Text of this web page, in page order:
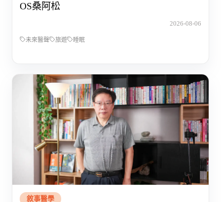
OS桑阿松
2026-08-06
未來醫聲 旅遊 睡眠
敘事醫學